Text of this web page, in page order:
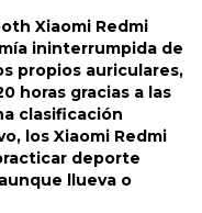
Xiaomi Redmi
ininterrumpida de
propios auriculares,
horas gracias a las
clasificación
los Xiaomi Redmi
deporte
llueva o